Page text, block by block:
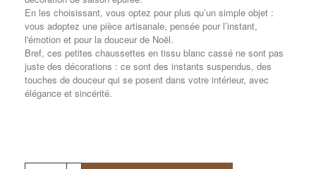
En les choisissant, vous optez pour plus qu’un simple objet :
vous adoptez une pièce artisanale, pensée pour l’instant,
l'émotion et pour la douceur de Noël.
Bref, ces petites chaussettes en tissu blanc cassé ne sont pas
juste des décorations : ce sont des instants suspendus, des
touches de douceur qui se posent dans votre intérieur, avec
élégance et sincérité.